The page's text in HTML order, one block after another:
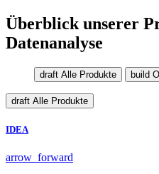
Überblick unserer
Datenanalyse
draft Alle Produkte build
draft Alle Produkte
IDEA
arrow_forward